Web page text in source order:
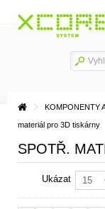
KOMPONENTY
materiál pro 3D tiskárny
SPOTŘ.
Ukázat 15